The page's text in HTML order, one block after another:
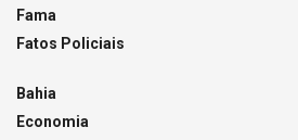
Fama
Fatos Policiais
Bahia
Economia